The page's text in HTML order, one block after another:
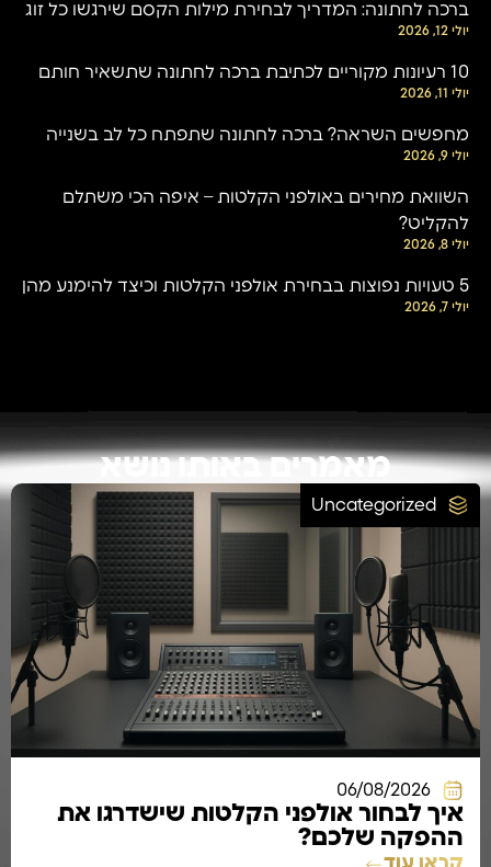
ברכה לחתונה: המדריך לבחירת מילות הקסם שירגשו כל זוג
יולי 12, 2026
10 רעיונות מקוריים לכתיבת ברכה לחתונה שתשאיר חותם
יולי 11, 2026
מחפשים השראה? ברכה לחתונה שתפתח כל לב בשנייה
יולי 9, 2026
השוואת מחירים באולפני הקלטות – איפה הכי משתלם
להקליט?
יולי 8, 2026
5 טעויות נפוצות בבחירת אולפני הקלטות וכיצד להימנע מהן
יולי 7, 2026
מאמרים באותו נושא
Uncategorized
06/08/2026
איך לבחור אולפני הקלטות שישדרגו את
ההפקה שלכם?